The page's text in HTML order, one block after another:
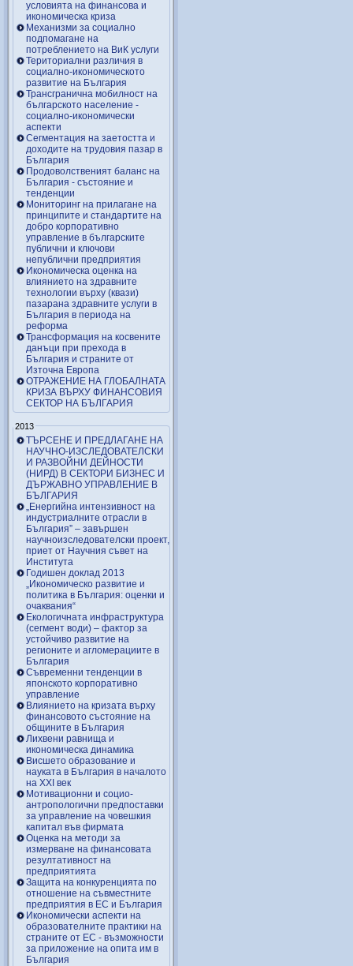
условията на финансова и
икономическа криза
Механизми за социално
подпомагане на
потреблението на ВиК услуги
Териториални различия в
социално-икономическото
развитие на България
Трансгранична мобилност на
българското население -
социално-икономически
аспекти
Сегментация на заетостта и
доходите на трудовия пазар в
България
Продоволственият баланс на
България - състояние и
тенденции
Мониторинг на прилагане на
принципите и стандартите на
добро корпоративно
управление в българските
публични и ключови
непублични предприятия
Икономическа оценка на
влиянието на здравните
технологии върху (квази)
пазарана здравните услуги в
България в периода на
реформа
Трансформация на косвените
данъци при прехода в
България и страните от
Източна Европа
ОТРАЖЕНИЕ НА ГЛОБАЛНАТА
КРИЗА ВЪРХУ ФИНАНСОВИЯ
СЕКТОР НА БЪЛГАРИЯ
2013
ТЪРСЕНЕ И ПРЕДЛАГАНЕ НА
НАУЧНО-ИЗСЛЕДОВАТЕЛСКИ
И РАЗВОЙНИ ДЕЙНОСТИ
(НИРД) В СЕКТОРИ БИЗНЕС И
ДЪРЖАВНО УПРАВЛЕНИЕ В
БЪЛГАРИЯ
„Енергийна интензивност на
индустриалните отрасли в
България” – завършен
научноизследователски проект,
приет от Научния съвет на
Института
Годишен доклад 2013
„Икономическо развитие и
политика в България: оценки и
очаквания“
Екологичната инфраструктура
(сегмент води) – фактор за
устойчиво развитие на
регионите и агломерациите в
България
Съвременни тенденции в
японското корпоративно
управление
Влиянието на кризата върху
финансовото състояние на
общините в България
Лихвени равнища и
икономическа динамика
Висшето образование и
науката в България в началото
на ХХІ век
Мотивационни и социо-
антропологични предпоставки
за управление на човешкия
капитал във фирмата
Оценка на методи за
измерване на финансовата
резултативност на
предприятията
Защита на конкуренцията по
отношение на съвместните
предприятия в ЕС и България
Икономически аспекти на
образователните практики на
страните от ЕС - възможности
за приложение на опита им в
България